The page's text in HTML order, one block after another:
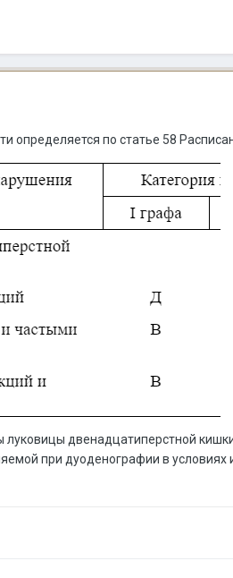
определяется по статье 58
двенадцатиперстной
при дуоденографии в условиях